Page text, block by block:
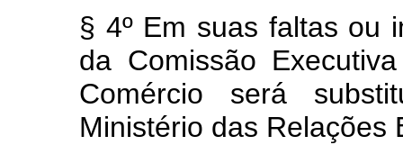
§ 4º Em suas faltas ou
da Comissão
Comércio será
Ministério das Relações